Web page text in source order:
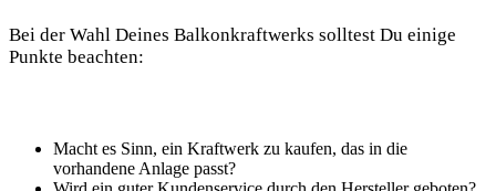
Bei der Wahl Deines Balkonkraftwerks solltest Du einige
Punkte ​beachten:
Macht es Sinn, ein Kraftwerk zu kaufen, das​ in die
vorhandene Anlage passt?